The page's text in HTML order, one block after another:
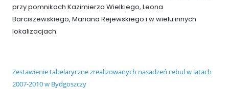
przy pomnikach Kazimierza Wielkiego, Leona
Barciszewskiego, Mariana Rejewskiego i w wielu innych
lokalizacjach.
Zestawienie tabelaryczne zrealizowanych nasadzeń cebul w latach
2007-2010 w Bydgoszczy